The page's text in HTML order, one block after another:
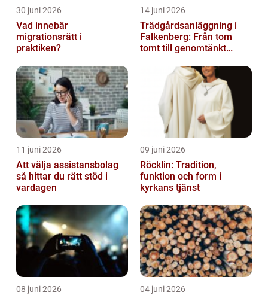
30 juni 2026
Vad innebär
migrationsrätt i
praktiken?
14 juni 2026
Trädgårdsanläggning i
Falkenberg: Från tom
tomt till genomtänkt
11 juni 2026
Att välja assistansbolag
så hittar du rätt stöd i
vardagen
09 juni 2026
Röcklin: Tradition,
funktion och form i
kyrkans tjänst
08 juni 2026 04 juni 2026